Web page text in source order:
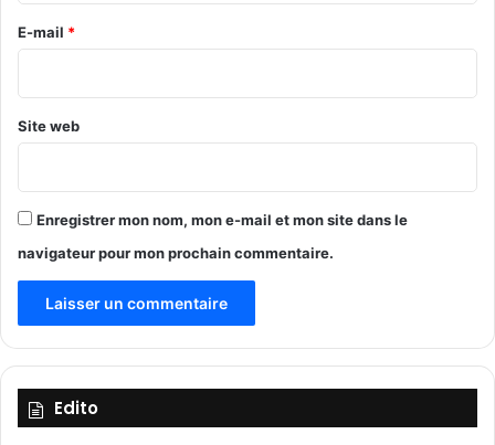
a
e
s
o
i
r
e
e
E-mail *
Site web
Enregistrer mon nom, mon e-mail et mon site dans le
navigateur pour mon prochain commentaire.
Edito